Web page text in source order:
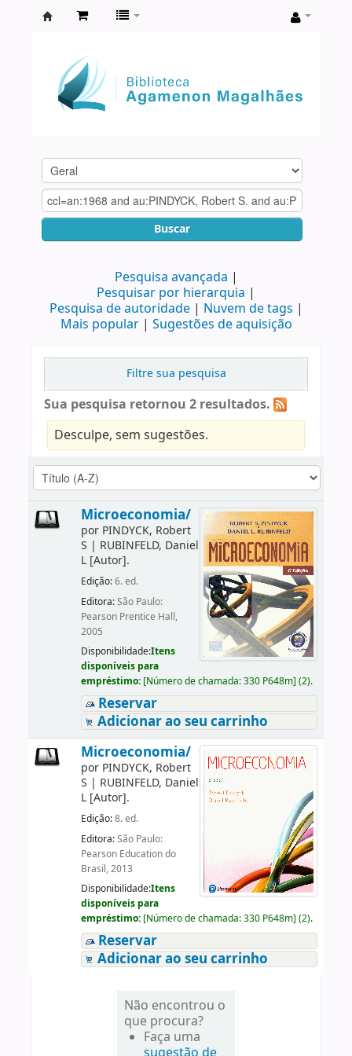
Agamenon
Magalhães
Buscar
Pesquisa avançada
Pesquisar por hierarquia
Pesquisa de autoridade
Nuvem de tags
Mais popular
Sugestões de aquisição
Filtre sua pesquisa
Sua pesquisa retornou 2 resultados.
Desculpe, sem sugestões.
Microeconomia/
por PINDYCK, Robert
S | RUBINFELD, Daniel
L[Autor].
Edição:6. ed.
Editora:São Paulo:
Pearson Prentice Hall,
2005
Disponibilidade:Itens
disponíveis para
empréstimo: [Número de chamada:330 P648m] (2).
Reservar
Adicionar ao seu carrinho
Microeconomia/
por PINDYCK, Robert
S | RUBINFELD, Daniel
L[Autor].
Edição:8. ed.
Editora:São Paulo:
Pearson Education do
Brasil, 2013
Disponibilidade:Itens
disponíveis para
empréstimo: [Número de chamada:330 P648m] (2).
Reservar
Adicionar ao seu carrinho
Não encontrou o
que procura?
Faça uma